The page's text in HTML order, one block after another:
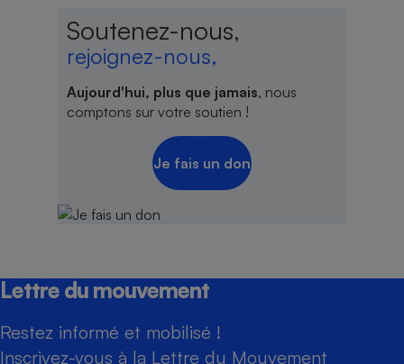
Soutenez-nous,
rejoignez-nous,
Aujourd'hui, plus que jamais, nous
comptons sur votre soutien !
Je fais un don
Lettre du mouvement
Restez informé et mobilisé !
Inscrivez-vous à la Lettre du Mouvement